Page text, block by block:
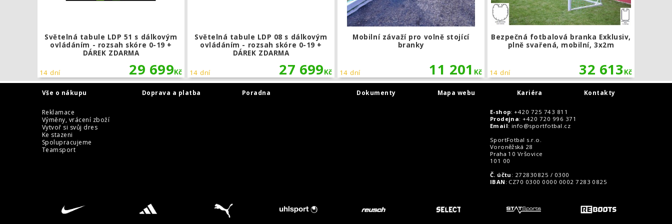
Světelná tabule LDP 51 s dálkovým
ovládáním - rozsah skóre 0-19 +
DÁREK ZDARMA
29 699Kč
14 dní
Světelná tabule LDP 08 s dálkovým
ovládáním - rozsah skóre 0-19 +
DÁREK ZDARMA
27 699Kč
14 dní
Mobilní závaží pro volně stojící
branky
11 201 Kč
14 dní
Bezpečná fotbalová branka Exklusiv,
plně svařená, mobilní, 3x2m
32 613Kč
14 dní
Vše o nákupu Doprava a platba Poradna
Reklamace
Výměny, vrácení zboží
Vytvoř si svůj dres
Ke stazeni
Spolupracujeme
Teamsport
Dokumenty Mapa webu Kariéra Kontakty
E-shop: +420 725 743 811
Prodejna: +420 720 996 371
Email: info@sportfotbal.cz
SportFotbal s.r.o.
Voroněžská 28
Praha 10 Vršovice
101 00
Č. účtu : 272830825 / 0300
IBAN : CZ70 0300 0000 0002 7283 0825